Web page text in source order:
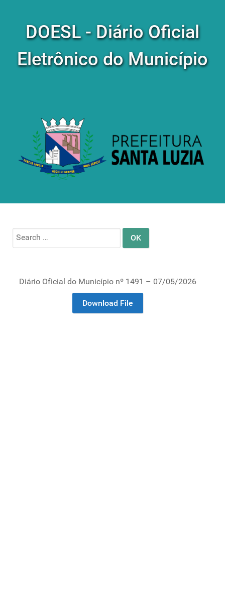
DOESL - Diário Oficial
Eletrônico do Município
Search
for:
Diário Oficial do Município nº 1491 – 07/05/2026
Download File